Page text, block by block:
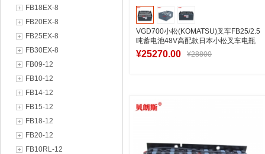
FB18EX-8
FB20EX-8
FB25EX-8
FB30EX-8
FB09-12
FB10-12
FB14-12
FB15-12
FB18-12
FB20-12
FB10RL-12
VGD700小松(KOMATSU)叉车FB25/2.5
吨蓄电池48V高配款日本小松叉车电瓶
安装图
¥25270.00 ¥28800